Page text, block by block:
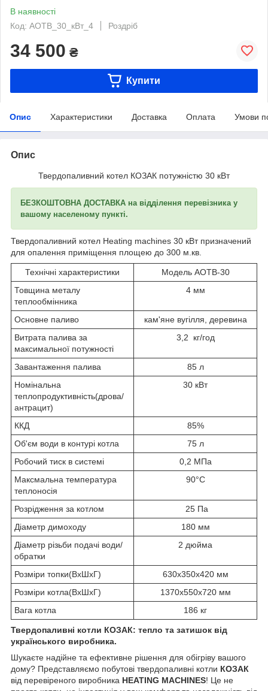
В наявності
Код: АОТВ_30_кВт_4
Роздріб
34 500 ₴
Купити
Опис Характеристики Доставка Оплата Умови
Опис
Твердопаливний котел КОЗАК потужністю 30 кВт
БЕЗКОШТОВНА ДОСТАВКА на відділення перевізника у
вашому населеному пункті.
Твердопаливний котел Heating machines 30 кВт призначений
для опалення приміщення площею до 300 м.кв.
Технічні характеристики
Модель АОТВ-30
Товщина металу
теплообмінника
4 мм
Основне паливо
кам'яне вугілля, деревина
Витрата палива за
максимальної потужності
3,2 кг/год
Завантаження палива
85 л
Номінальна
теплопродуктивність(дрова/
антрацит)
30 кВт
ККД
85%
Об'єм води в контурі котла
75 л
Робочий тиск в системі
0,2 МПа
Максмальна температура
теплоносія
90°C
Розрідження за котлом
25 Па
Діаметр димоходу
180 мм
Діаметр різьби подачі води/
обратки
2 дюйма
Розміри топки(ВхШхГ)
630х350х420 мм
Розміри котла(ВхШхГ)
1370х550х720 мм
Вага котла
186 кг
Твердопаливні котли КОЗАК: тепло та затишок від
українського виробника.
Шукаєте надійне та ефективне рішення для обігріву вашого
дому? Представляємо побутові твердопаливні котли КОЗАК
від перевіреного виробника HEATING MACHINES! Це не